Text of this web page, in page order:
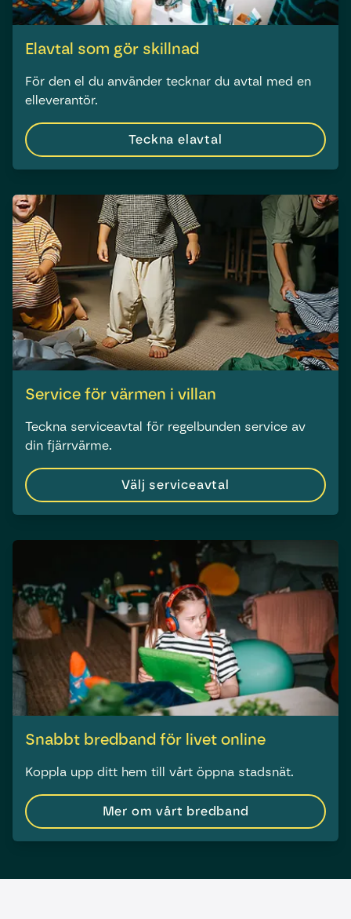
Elavtal som gör skillnad
För den el du använder tecknar du avtal med en
elleverantör.
Teckna el­avtal
Service för värmen i villan
Teckna serviceavtal för regelbunden service av
din fjärrvärme.
Välj service­avtal
Snabbt bredband för livet online
Koppla upp ditt hem till vårt öppna stadsnät.
Mer om vårt bredband